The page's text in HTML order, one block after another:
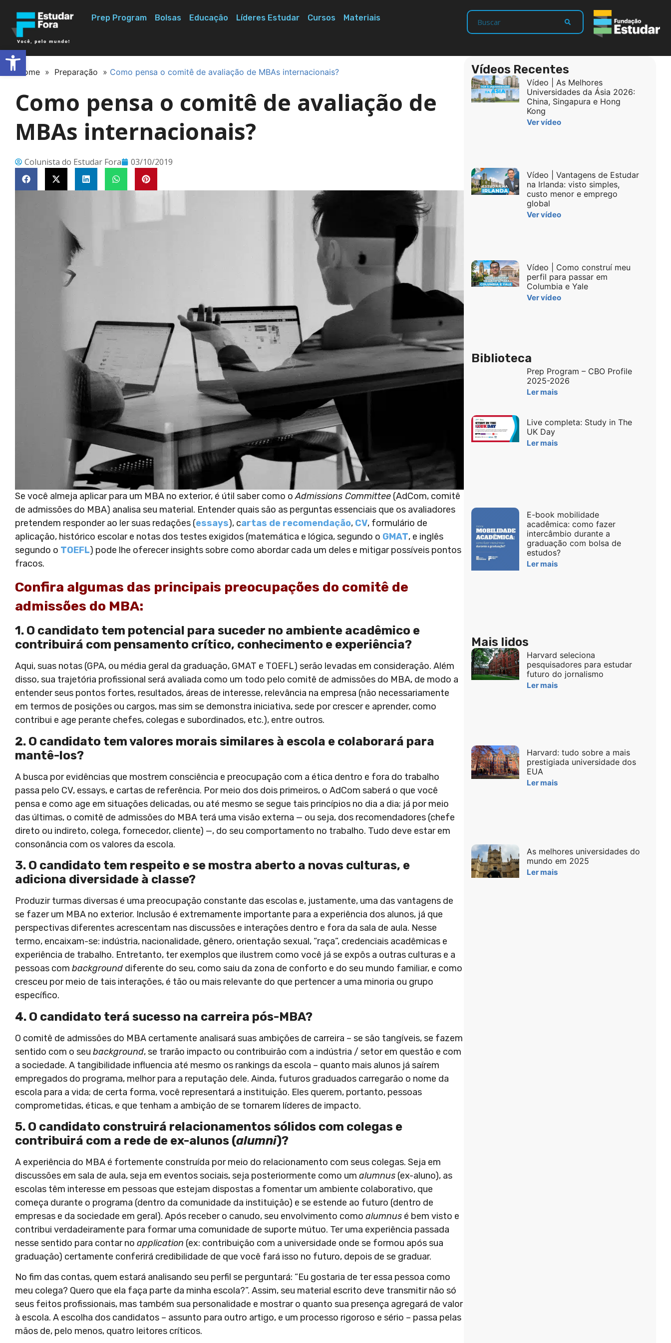
Prep Program Bolsas Educação Líderes Estudar Cursos Materiais
Home » Preparação » Como pensa o comitê de avaliação de MBAs internacionais?
Como pensa o comitê de avaliação de
MBAs internacionais?
Colunista do Estudar Fora 03/10/2019
Se você almeja aplicar para um MBA no exterior, é útil saber como oAdmissions Committee (AdCom, comitê
de admissões do MBA) analisa seu material. Entender quais são as perguntas essenciais que os avaliadores
pretendem responder ao ler suas redações (essays), cartas de recomendação, CV, formulário de
aplicação, histórico escolar e notas dos testes exigidos (matemática e lógica, segundo o GMAT, e inglês
segundo o TOEFL) pode lhe oferecer insights sobre como abordar cada um deles e mitigar possíveis pontos
fracos.
Confira algumas das principais preocupações do comitê de
admissões do MBA:
1. O candidato tem potencial para suceder no ambiente acadêmico e
contribuirá com pensamento crítico, conhecimento e experiência?
Aqui, suas notas (GPA, ou média geral da graduação, GMAT e TOEFL) serão levadas em consideração. Além
disso, sua trajetória profissional será avaliada como um todo pelo comitê de admissões do MBA, de modo a
entender seus pontos fortes, resultados, áreas de interesse, relevância na empresa (não necessariamente
em termos de posições ou cargos, mas sim se demonstra iniciativa, sede por crescer e aprender, como
contribui e age perante chefes, colegas e subordinados, etc.), entre outros.
2. O candidato tem valores morais similares à escola e colaborará para
mantê-los?
A busca por evidências que mostrem consciência e preocupação com a ética dentro e fora do trabalho
passa pelo CV, essays, e cartas de referência. Por meio dos dois primeiros, o AdCom saberá o que você
pensa e como age em situações delicadas, ou até mesmo se segue tais princípios no dia a dia; já por meio
das últimas, o comitê de admissões do MBA terá uma visão externa — ou seja, dos recomendadores (chefe
direto ou indireto, colega, fornecedor, cliente) —, do seu comportamento no trabalho. Tudo deve estar em
consonância com os valores da escola.
3. O candidato tem respeito e se mostra aberto a novas culturas, e
adiciona diversidade à classe?
Produzir turmas diversas é uma preocupação constante das escolas e, justamente, uma das vantagens de
se fazer um MBA no exterior. Inclusão é extremamente importante para a experiência dos alunos, já que
perspectivas diferentes acrescentam nas discussões e interações dentro e fora da sala de aula. Nesse
termo, encaixam-se: indústria, nacionalidade, gênero, orientação sexual, “raça”, credenciais acadêmicas e
experiência de trabalho. Entretanto, ter exemplos que ilustrem como você já se expôs a outras culturas e a
pessoas com background diferente do seu, como saiu da zona de conforto e do seu mundo familiar, e como
cresceu por meio de tais interações, é tão ou mais relevante do que pertencer a uma minoria ou grupo
específico.
4. O candidato terá sucesso na carreira pós-MBA?
O comitê de admissões do MBA certamente analisará suas ambições de carreira – se são tangíveis, se fazem
sentido com o seu background, se trarão impacto ou contribuirão com a indústria / setor em questão e com
a sociedade. A tangibilidade influencia até mesmo os rankings da escola – quanto mais alunos já saírem
empregados do programa, melhor para a reputação dele. Ainda, futuros graduados carregarão o nome da
escola para a vida; de certa forma, você representará a instituição. Eles querem, portanto, pessoas
comprometidas, éticas, e que tenham a ambição de se tornarem líderes de impacto.
5. O candidato construirá relacionamentos sólidos com colegas e
contribuirá com a rede de ex-alunos (alumni)?
A experiência do MBA é fortemente construída por meio do relacionamento com seus colegas. Seja em
discussões em sala de aula, seja em eventos sociais, seja posteriormente como um alumnus (ex-aluno), as
escolas têm interesse em pessoas que estejam dispostas a fomentar um ambiente colaborativo, que
começa durante o programa (dentro da comunidade da instituição) e se estende ao futuro (dentro de
empresas e da sociedade em geral). Após receber o canudo, seu envolvimento como alumnus é bem visto e
contribui verdadeiramente para formar uma comunidade de suporte mútuo. Ter uma experiência passada
nesse sentido para contar no application (ex: contribuição com a universidade onde se formou após sua
graduação) certamente conferirá credibilidade de que você fará isso no futuro, depois de se graduar.
No fim das contas, quem estará analisando seu perfil se perguntará: “Eu gostaria de ter essa pessoa como
meu colega? Quero que ela faça parte da minha escola?”. Assim, seu material escrito deve transmitir não só
seus feitos profissionais, mas também sua personalidade e mostrar o quanto sua presença agregará de valor
à escola. A escolha dos candidatos – assunto para outro artigo, e um processo rigoroso e sério – passa pelas
mãos de, pelo menos, quatro leitores críticos.
Vídeos Recentes
Vídeo | As Melhores
Universidades da Ásia 2026:
China, Singapura e Hong
Kong
Ver vídeo
Vídeo | Vantagens de Estudar
na Irlanda: visto simples,
custo menor e emprego
global
Ver vídeo
Vídeo | Como construí meu
perfil para passar em
Columbia e Yale
Ver vídeo
Biblioteca
Prep Program – CBO Profile
2025-2026
Ler mais
Live completa: Study in The
UK Day
Ler mais
E-book mobilidade
acadêmica: como fazer
intercâmbio durante a
graduação com bolsa de
estudos?
Ler mais
Mais lidos
Harvard seleciona
pesquisadores para estudar
futuro do jornalismo
Ler mais
Harvard: tudo sobre a mais
prestigiada universidade dos
EUA
Ler mais
As melhores universidades do
mundo em 2025
Ler mais
Abrir a barra de ferramentas